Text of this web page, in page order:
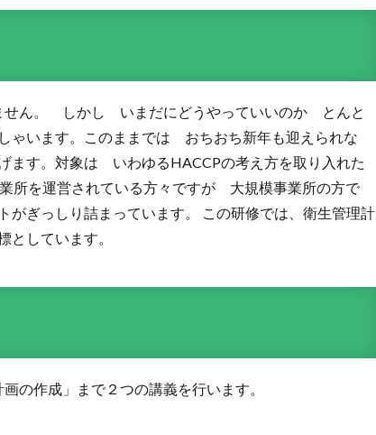
せん。 しかし いまだにどうやっていいのか とんと
ゃいます。このままでは おちおち新年も迎えられな
ます。対象は いわゆるHACCPの考え方を取り入れた
所を運営されている方々ですが 大規模事業所の方で
ぎっしり詰まっています。 この研修では、衛生管理計
としています。
の作成」まで２つの講義を行います。